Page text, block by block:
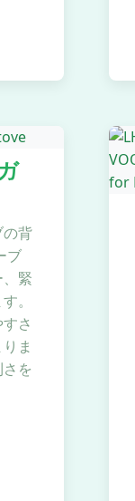
背
ブ
緊
。
さ
ま
を